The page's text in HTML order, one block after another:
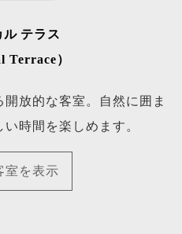
ル テラス
Terrace）
放的な客室。自然に囲ま
時間を楽しめます。
室を表示